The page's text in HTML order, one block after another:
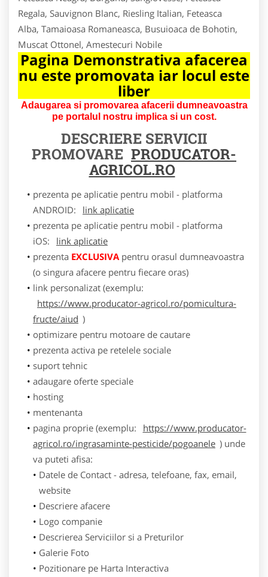
Regala, Sauvignon Blanc, Riesling Italian, Feteasca
Alba, Tamaioasa Romaneasca, Busuioaca de Bohotin,
Muscat Ottonel, Amestecuri Nobile
Pagina Demonstrativa afacerea
nu este promovata iar locul este
liber
Adaugarea si promovarea afacerii dumneavoastra
pe portalul nostru implica si un cost.
DESCRIERE SERVICII
PROMOVARE PRODUCATOR-
AGRICOL.RO
prezenta pe aplicatie pentru mobil - platforma
ANDROID:
link aplicatie
prezenta pe aplicatie pentru mobil - platforma
iOS:
link aplicatie
prezenta EXCLUSIVApentru orasul dumneavoastra
(o singura afacere pentru fiecare oras)
link personalizat (exemplu:
https://www.producator-agricol.ro/pomicultura-
fructe/aiud )
optimizare pentru motoare de cautare
prezenta activa pe retelele sociale
suport tehnic
adaugare oferte speciale
hosting
mentenanta
pagina proprie (exemplu:
https://www.producator-
agricol.ro/ingrasaminte-pesticide/pogoanele ) unde
va puteti afisa:
Datele de Contact - adresa, telefoane, fax, email,
website
Descriere afacere
Logo companie
Descrierea Serviciilor si a Preturilor
Galerie Foto
Pozitionare pe Harta Interactiva